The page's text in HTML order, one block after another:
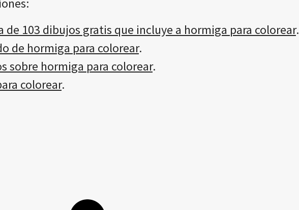
de 103 dibujos gratis que incluye a hormiga para colorear.
de hormiga para colorear.
sobre hormiga para colorear.
colorear.